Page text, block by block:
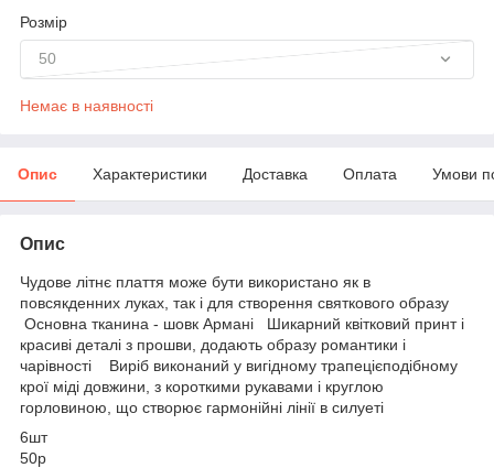
Розмір
50
Немає в наявності
Опис Характеристики Доставка Оплата Умови
Опис
Чудове літнє плаття може бути використано як в
повсякденних луках, так і для створення святкового образу
Основна тканина - шовк Армані Шикарний квітковий принт і
красиві деталі з прошви, додають образу романтики і
чарівності Виріб виконаний у вигідному трапецієподібному
крої міді довжини, з короткими рукавами і круглою
горловиною, що створює гармонійні лінії в силуеті
6шт
50р